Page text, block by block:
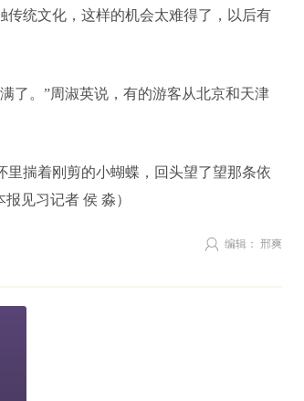
统文化，这样的机会太难得了，以后有
了。”周淑英说，有的游客从北京和天津
揣着刚剪的小蝴蝶，回头望了望那条依
见习记者 侯 淼）
编辑： 邢爽